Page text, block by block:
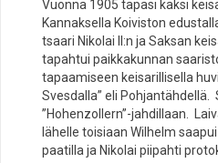
Vuonna 1905 tapasi kaksi
Kannaksella Koiviston
tsaari Nikolai II:n ja Saksan
tapahtui paikkakunnan
tapaamiseen keisarillisella
Svesdalla” eli Pohjantähdellä.
”Hohenzollern”-jahdillaan.
lähelle toisiaan Wilhelm
paatilla ja Nikolai piipahti